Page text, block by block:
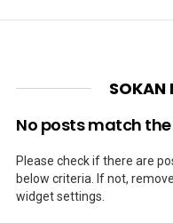
SOKAN
No posts match
Please check if there are
below criteria. If not,
widget settings.